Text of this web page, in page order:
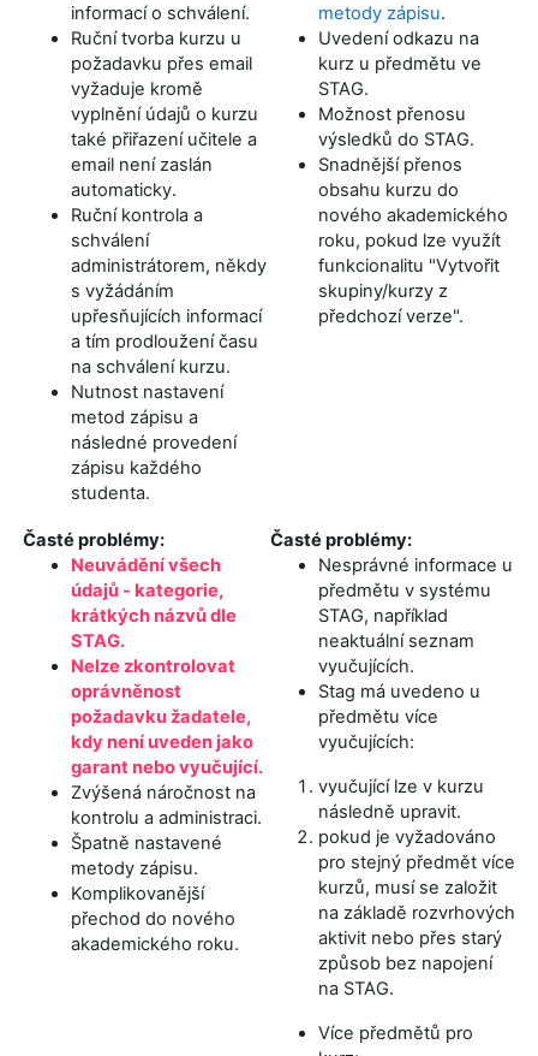
informací o schválení.
Ruční tvorba kurzu u
požadavku přes email
vyžaduje kromě
vyplnění údajů o kurzu
také přiřazení učitele a
email není zaslán
automaticky.
Ruční kontrola a
schválení
administrátorem, někdy
s vyžádáním
upřesňujících informací
a tím prodloužení času
na schválení kurzu.
Nutnost nastavení
metod zápisu a
následné provedení
zápisu každého
studenta.
metody zápisu.
Uvedení odkazu na
kurz u předmětu ve
STAG.
Možnost přenosu
výsledků do STAG.
Snadnější přenos
obsahu kurzu do
nového akademického
roku, pokud lze využít
funkcionalitu "Vytvořit
skupiny/kurzy z
předchozí verze".
Časté problémy:
Neuvádění všech
údajů - kategorie,
krátkých názvů dle
STAG.
Nelze zkontrolovat
oprávněnost
požadavku žadatele,
kdy není uveden jako
garant nebo vyučující.
Zvýšená náročnost na
kontrolu a administraci.
Špatně nastavené
metody zápisu.
Komplikovanější
přechod do nového
akademického roku.
Časté problémy:
Nesprávné informace u
předmětu v systému
STAG, například
neaktuální seznam
vyučujících.
Stag má uvedeno u
předmětu více
vyučujících:
vyučující lze v kurzu
následně upravit.
pokud je vyžadováno
pro stejný předmět více
kurzů, musí se založit
na základě rozvrhových
aktivit nebo přes starý
způsob bez napojení
na STAG.
Více předmětů pro